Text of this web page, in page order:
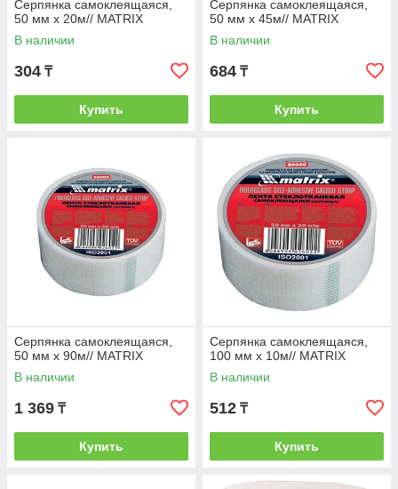
Серпянка самоклеящаяся,
50 мм х 20м// MATRIX
В наличии
304 ₸
Купить
Серпянка самоклеящаяся,
50 мм х 45м// MATRIX
В наличии
684 ₸
Купить
Серпянка самоклеящаяся,
50 мм х 90м// MATRIX
В наличии
1 369 ₸
Купить
Серпянка самоклеящаяся,
100 мм х 10м// MATRIX
В наличии
512 ₸
Купить